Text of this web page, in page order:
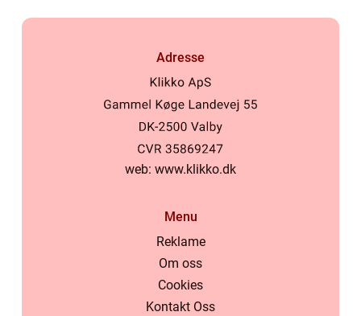
Adresse
web: www.klikko.dk
Menu
Reklame
Om oss
Cookies
Kontakt Oss